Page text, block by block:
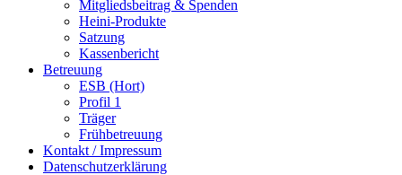
Mitgliedsbeitrag & Spenden
Heini-Produkte
Satzung
Kassenbericht
Betreuung
ESB (Hort)
Profil 1
Träger
Frühbetreuung
Kontakt / Impressum
Datenschutzerklärung